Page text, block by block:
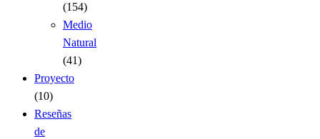
(154)
Medio
Natural
(41)
Proyecto
(10)
Reseñas
de